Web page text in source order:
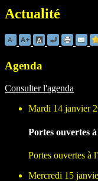
Actualité
Agenda
Consulter l'agenda
Mardi 14 janvier
Portes ouvertes
Portes ouvertes à
Mercredi 15